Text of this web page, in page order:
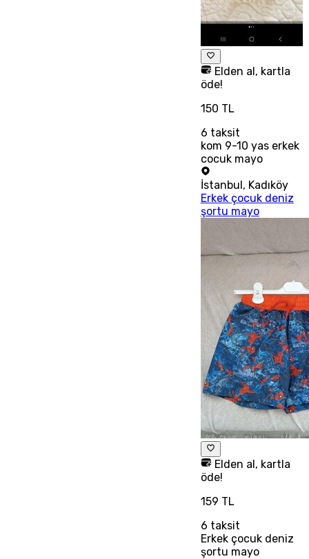
Elden al, kartla
öde!
150 TL
6 taksit
kom 9-10 yas erkek
cocuk mayo
İstanbul , Kadıköy
Erkek çocuk deniz
şortu mayo
Elden al, kartla
öde!
159 TL
6 taksit
Erkek çocuk deniz
şortu mayo